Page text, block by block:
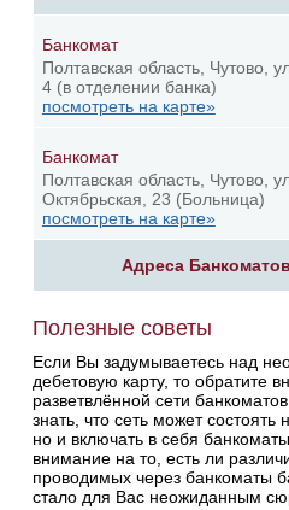
Адреса Банкоматов
Банкомат
Полтавская область, Чутово,
4 (в отделении банка)
посмотреть на карте»
Банкомат
Полтавская область, Чутово,
Октябрьская, 23 (Больница)
посмотреть на карте»
Полезные советы
Если Вы задумываетесь над
дебетовую карту, то обратите
разветвлённой сети
знать, что сеть может состоять
но и включать в себя
внимание на то, есть ли
проводимых через банкоматы
стало для Вас неожиданным